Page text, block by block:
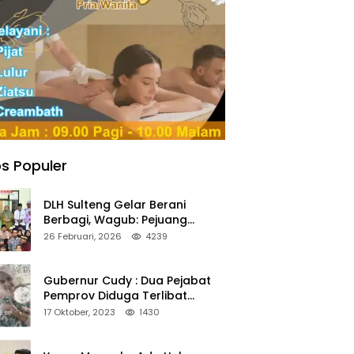
Populer
DLH Sulteng Gelar Berani
Berbagi, Wagub: Pejuang
Lingkungan Harus Jadi Teladan
26 Februari, 2026 4239
Gubernur Cudy : Dua Pejabat
Pemprov Diduga Terlibat
Asmara Terlarang Sudah di
17 Oktober, 2023 1430